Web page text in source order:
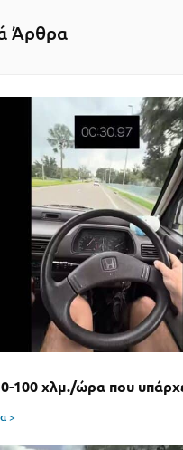
Άρθρα
100 χλμ./ώρα που
>